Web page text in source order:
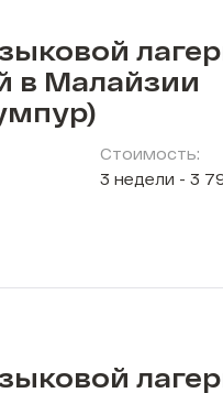
в Малайзии
Стоимость:
3 недели - 3